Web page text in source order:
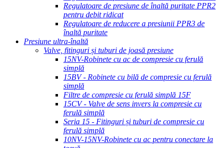
Regulatoare de presiune de înaltă puritate PPR2
pentru debit ridicat
Regulatoare de reducere a presiunii PPR3 de
înaltă puritate
Presiune ultra-înaltă
Valve, fitinguri și tuburi de joasă presiune
15NV-Robinete cu ac de compresie cu ferulă
simplă
15BV - Robinete cu bilă de compresie cu ferulă
simplă
Filtre de compresie cu ferulă simplă 15F
15CV - Valve de sens invers la compresie cu
ferulă simplă
Seria 15 - Fitinguri și tuburi de compresie cu
ferulă simplă
10NV-15NV-Robinete cu ac pentru conectare la